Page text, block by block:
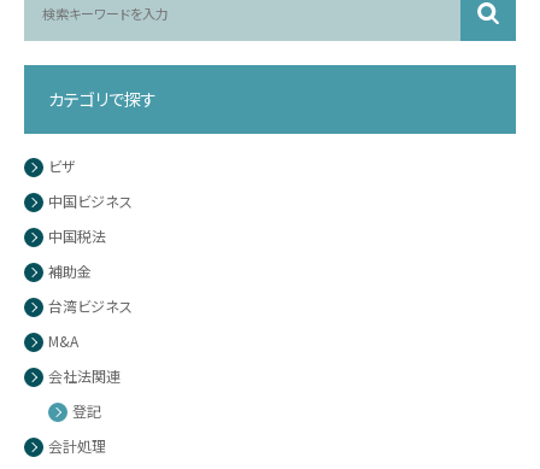
カテゴリで探す
ビザ
中国ビジネス
中国税法
補助金
台湾ビジネス
M&A
会社法関連
登記
会計処理